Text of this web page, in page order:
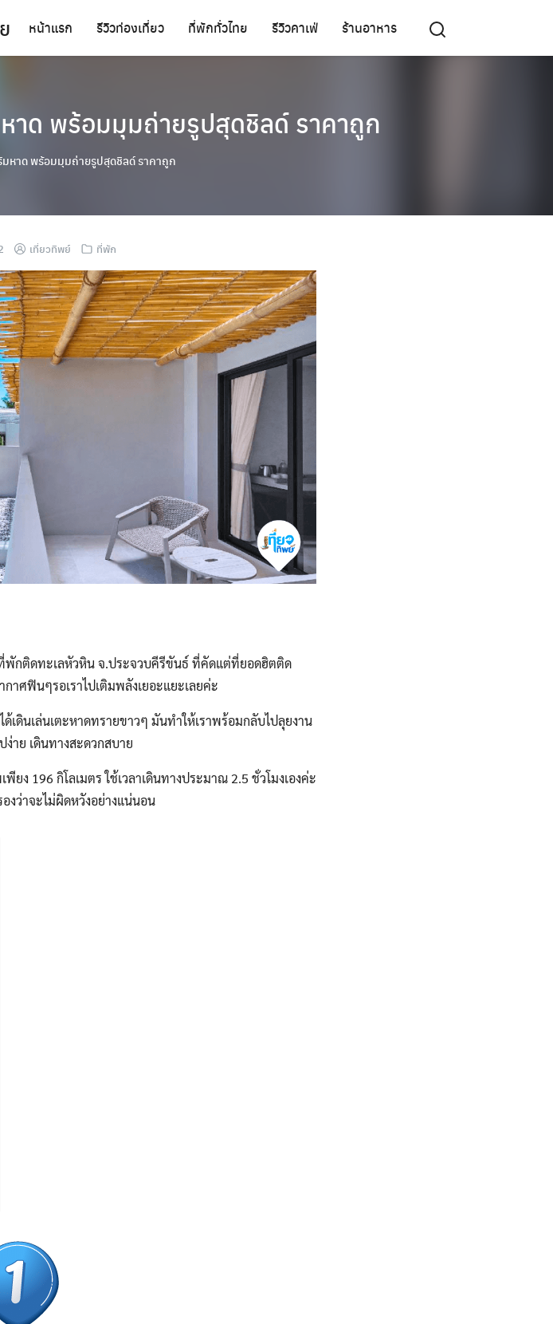
หน้าแรก รีวิวท่องเที่ยว ที่พักทั่วไทย รีวิวคาเฟ่ ร้านอาหาร
ด พร้อมมุมถ่ายรูปสุดชิลด์ ราคาถูก
หาด พร้อมมุมถ่ายรูปสุดชิลด์ ราคาถูก
เที่ยวทิพย์ ที่พัก
พักติดทะเลหัวหิน จ.ประจวบคีรีขันธ์ ที่คัดแต่ที่ยอดฮิตติด
ศฟินๆรอเราไปเติมพลังเยอะแยะเลยค่ะ
เดินเล่นเตะหาดทรายขาวๆ มันทำให้เราพร้อมกลับไปลุยงาน
าย เดินทางสะดวกสบาย
ง 196 กิโลเมตร ใช้เวลาเดินทางประมาณ 2.5 ชั่วโมงเองค่ะ
งว่าจะไม่ผิดหวังอย่างแน่นอน